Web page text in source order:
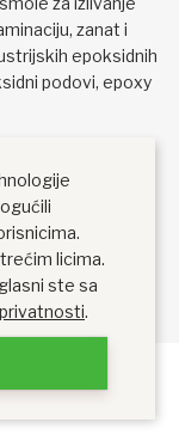
zanat i
epoksidnih
podovi, epoxy
licima.
ste sa
.